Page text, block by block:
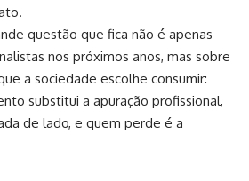
questão que fica não é apenas
nos próximos anos, mas sobre
a sociedade escolhe consumir:
substitui a apuração profissional,
de lado, e quem perde é a